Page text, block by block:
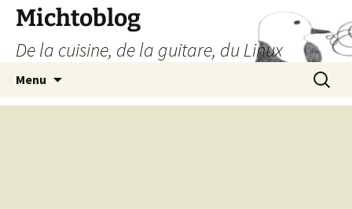
Aller
contenu
Michtoblog
De la cuisine, de la guitare, du Linux
Menu